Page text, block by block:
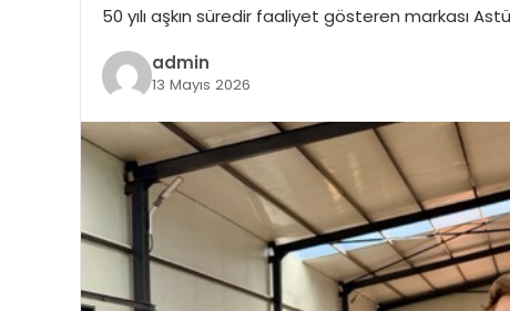
50 yılı aşkın süredir faaliyet gösteren markası
admin
13 Mayıs 2026